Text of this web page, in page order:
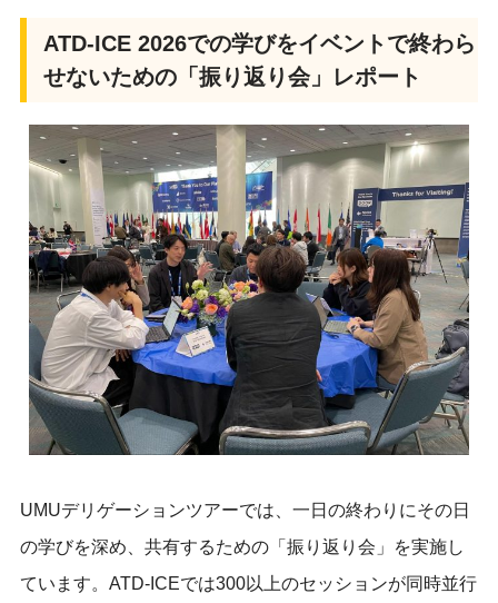
ATD-ICE 2026での学びをイベントで終わら
せないための「振り返り会」レポート
UMUデリゲーションツアーでは、一日の終わりにその日
の学びを深め、共有するための「振り返り会」を実施し
ています。ATD-ICEでは300以上のセッションが同時並行